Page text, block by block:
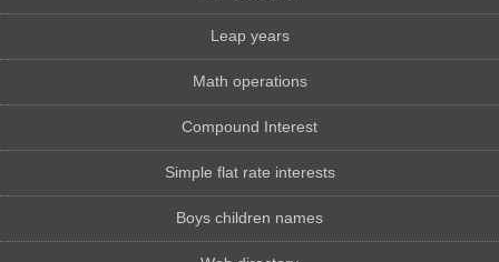
Leap years
Math operations
Compound Interest
Simple flat rate interests
Boys children names